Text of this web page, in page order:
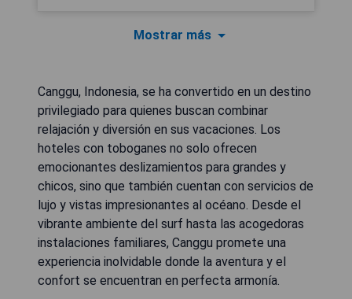
Mostrar más
Canggu, Indonesia, se ha convertido en un destino
privilegiado para quienes buscan combinar
relajación y diversión en sus vacaciones. Los
hoteles con toboganes no solo ofrecen
emocionantes deslizamientos para grandes y
chicos, sino que también cuentan con servicios de
lujo y vistas impresionantes al océano. Desde el
vibrante ambiente del surf hasta las acogedoras
instalaciones familiares, Canggu promete una
experiencia inolvidable donde la aventura y el
confort se encuentran en perfecta armonía.